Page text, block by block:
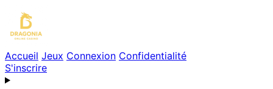
Accueil Jeux Connexion Confidentialité
S'inscrire